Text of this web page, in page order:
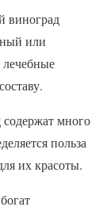
виноград
или
содержат много
польза
их красоты.